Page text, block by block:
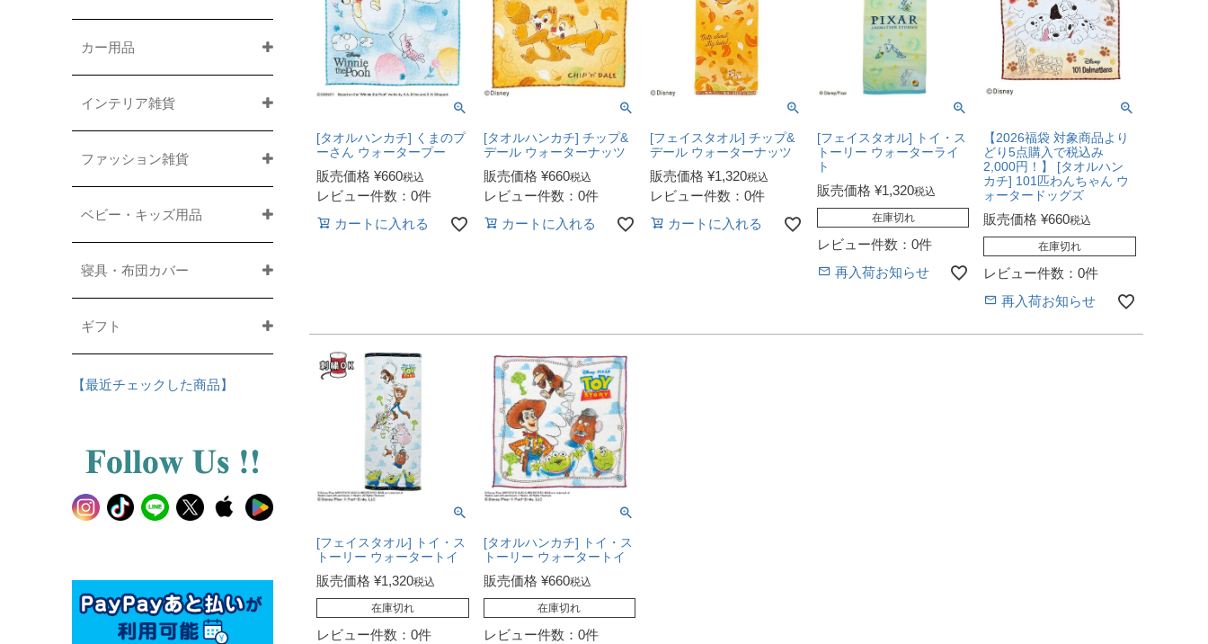
カー用品
インテリア雑貨
ファッション雑貨
ベビー・キッズ用品
寝具・布団カバー
ギフト
【最近チェックした商品】
[タオルハンカチ] くまのプ
ーさん ウォータープー
販売価格 ¥660税込
レビュー件数：0件
カートに入れる
[タオルハンカチ] チップ&
デール ウォーターナッツ
販売価格 ¥660税込
レビュー件数：0件
カートに入れる
[フェイスタオル] チップ&
デール ウォーターナッツ
販売価格 ¥1,320税込
レビュー件数：0件
カートに入れる
[フェイスタオル] トイ・ス
トーリー ウォーターライ
ト
販売価格 ¥1,320税込
在庫切れ
レビュー件数：0件
再入荷お知らせ
【2026福袋 対象商品より
どり5点購入で税込み
2,000円！】 [タオルハン
カチ] 101匹わんちゃん ウ
ォータードッグズ
販売価格 ¥660税込
在庫切れ
レビュー件数：0件
再入荷お知らせ
[フェイスタオル] トイ・ス
トーリー ウォータートイ
販売価格 ¥1,320税込
在庫切れ
レビュー件数：0件
[タオルハンカチ] トイ・ス
トーリー ウォータートイ
販売価格 ¥660税込
在庫切れ
レビュー件数：0件